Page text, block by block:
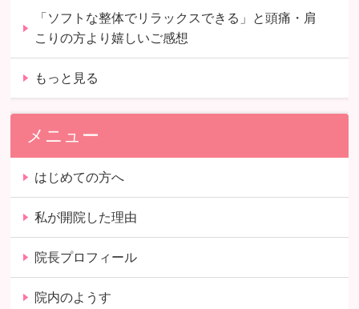
「ソフトな整体でリラックスできる」と頭痛・肩
こりの方より嬉しいご感想
もっと見る
メニュー
はじめての方へ
私が開院した理由
院長プロフィール
院内のようす